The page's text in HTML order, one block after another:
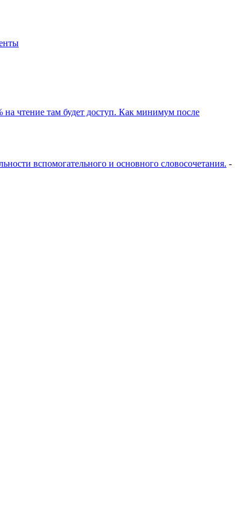
чтение там будет доступ. Как минимум после
вспомогательного и основного словосочетания. -